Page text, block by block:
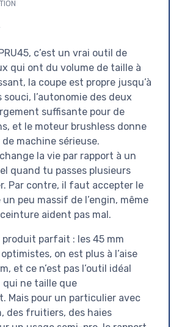
c’est un vrai outil de
qui ont du volume de taille à
la coupe est propre jusqu’à
souci, l’autonomie des deux
suffisante pour de
et le moteur brushless donne
machine sérieuse.
la vie par rapport à un
quand tu passes plusieurs
Par contre, il faut accepter le
peu massif de l’engin, même
aident pas mal.
produit parfait : les 45 mm
on est plus à l’aise
et ce n’est pas l’outil idéal
qui ne taille que
Mais pour un particulier avec
des fruitiers, des haies